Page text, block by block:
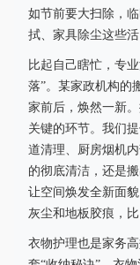
如节前要大扫除，
拭、家具除尘这些
比起自己瞎忙，专
落”。某家政机构的
家前后，焕然一新
关键的环节。我们
道清理、厨房烟机
的彻底清洁，还是
让空间焕发全新面
灰尘和地板胶痕，比
衣物护理也是家务